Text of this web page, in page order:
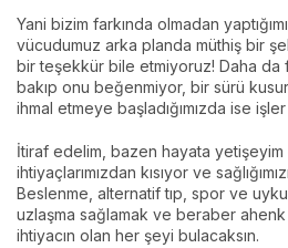
Yani bizim farkında olmadan
vücudumuz arka planda müthiş bir
bir teşekkür bile etmiyoruz! Daha da
bakıp onu beğenmiyor, bir sürü kusur
ihmal etmeye başladığımızda ise
İtiraf edelim, bazen hayata
ihtiyaçlarımızdan kısıyor ve
Beslenme, alternatif tıp, spor ve
uzlaşma sağlamak ve beraber
ihtiyacın olan her şeyi bulacaksın.